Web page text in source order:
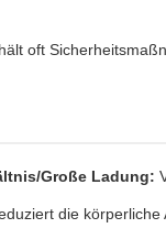
oft
Große Ladung:
die körperliche